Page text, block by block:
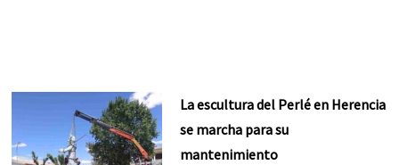
La escultura del Perlé en Herencia
se marcha para su
mantenimiento